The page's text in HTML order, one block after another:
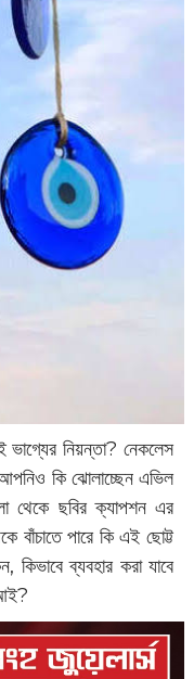
নিয়ন্তা? নেকলেস
কি ঝোলাচ্ছেন এভিল
থেকে ছবির ক্যাপশন এর
বাঁচাতে পারে কি এই ছোট্ট
ব্যবহার করা যাবে